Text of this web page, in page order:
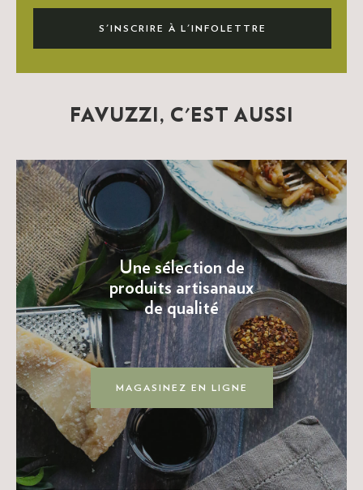
S'INSCRIRE À L'INFOLETTRE
FAVUZZI, C'EST AUSSI
Une sélection de
produits artisanaux
de qualité
MAGASINEZ EN LIGNE